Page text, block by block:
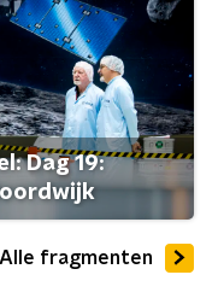
Dag 19:
Alle fragmenten